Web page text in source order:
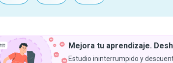
Mejora tu aprendizaje.
Estudio ininterrumpido y